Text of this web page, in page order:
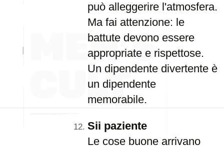
può alleggerire l'atmosfera.
Ma fai attenzione: le
battute devono essere
appropriate e rispettose.
Un dipendente divertente è
un dipendente
memorabile.
Sii paziente
Le cose buone arrivano